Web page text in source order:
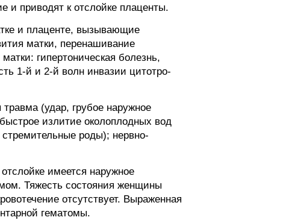
и приводят к отслойке плаценты.
и плаценте, вызывающие
матки, перенашивание
гипертоническая болезнь,
1-й и 2-й волн инвазии цитотро-
травма (удар, грубое наружное
излитие околоплодных вод
роды); нервно-
имеется наружное
Тяжесть состояния женщины
отсутствует. Выраженная
гематомы.